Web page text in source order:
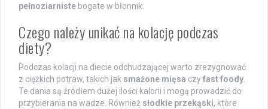
pełnoziarniste bogate w błonnik.
Czego należy unikać na kolację podczas
diety?
Podczas kolacji na diecie odchudzającej warto zrezygnować
z ciężkich potraw, takich jak smażone mięsa czyfast foody
Te dania są źródłem dużej ilości kalorii i mogą prowadzić do
przybierania na wadze. Również słodkie przekąski, które